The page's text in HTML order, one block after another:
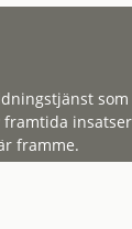
framtida
framme.